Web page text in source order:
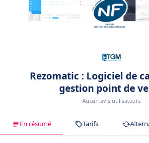
Rezomatic : Logiciel de
gestion point de
Aucun avis utilisateurs
En résumé Tarifs